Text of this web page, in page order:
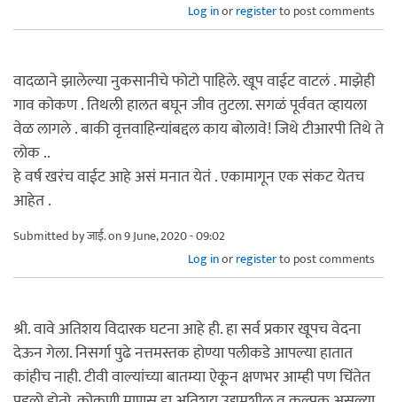
Log inorregisterto post comments
वादळाने झालेल्या नुकसानीचे फोटो पाहिले. खूप वाईट वाटलं . माझेही
गाव कोकण . तिथली हालत बघून जीव तुटला. सगळं पूर्ववत व्हायला
वेळ लागले . बाकी वृत्तवाहिन्यांबद्दल काय बोलावे! जिथे टीआरपी तिथे ते
लोक ..
हे वर्ष खरंच वाईट आहे असं मनात येतं . एकामागून एक संकट येतच
आहेत .
Submitted byजाई.on 9 June, 2020 - 09:02
Log inorregisterto post comments
श्री. वावे अतिशय विदारक घटना आहे ही. हा सर्व प्रकार खूपच वेदना
देऊन गेला. निसर्गा पुढे नत्तमस्तक होण्या पलीकडे आपल्या हातात
कांहीच नाही. टीवी वाल्यांच्या बातम्या ऐकून क्षणभर आम्ही पण चिंतेत